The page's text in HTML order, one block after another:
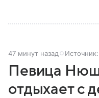
47 минут назад Источник:
Певица
отдыхает с